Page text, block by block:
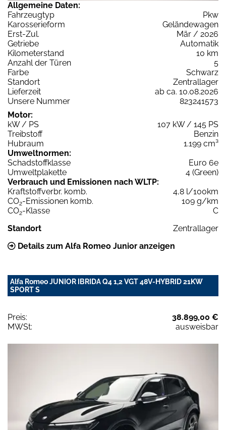
Allgemeine Daten:
Fahrzeugtyp
Pkw
Karosserieform
Geländewagen
Erst-Zul.
Mär / 2026
Getriebe
Automatik
Kilometerstand
10 km
Anzahl der Türen
5
Farbe
Schwarz
Standort
Zentrallager
Lieferzeit
ab ca. 10.08.2026
Unsere Nummer
823241573
Motor:
kW / PS
107 kW / 145 PS
Treibstoff
Benzin
Hubraum
1.199 cm³
Umweltnormen:
Schadstoffklasse
Euro 6e
Umweltplakette
4 (Green)
Verbrauch und Emissionen nach WLTP:
Kraftstoffverbr. komb.
4,8 l/100km
CO2-Emissionen komb.
109 g/km
CO2-Klasse
C
Standort
Zentrallager
Details zum Alfa Romeo Junior anzeigen
Alfa Romeo JUNIOR IBRIDA Q4 1,2 VGT 48V-HYBRID 21KW
SPORT S
Preis:
38.899,00 €
MWSt:
ausweisbar